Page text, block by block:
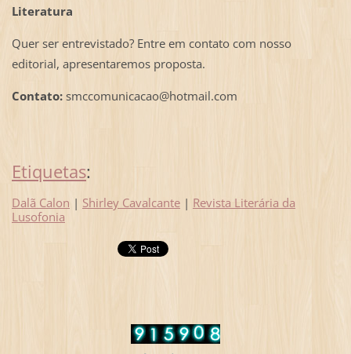
Literatura
Quer ser entrevistado? Entre em contato com nosso
editorial, apresentaremos proposta.
Contato:smccomunicacao@hotmail.com
Etiquetas:
Dalã Calon | Shirley Cavalcante | Revista Literária da
Lusofonia